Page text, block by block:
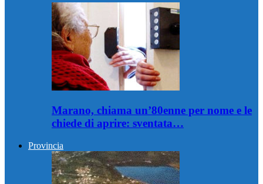
Marano, chiama un’80enne per nome e le
chiede di aprire: sventata…
Provincia